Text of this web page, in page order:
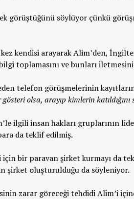
görüştüğünü söylüyor çünkü
kendisi arayarak Alim’den,
toplamasını ve bunları
telefon görüşmelerinin
olsa, arayıp kimlerin
ilgili insan hakları gruplarının
da teklif edilmiş.
bir paravan şirket kurmayı da
şirket oluşturulduğu da söyleniyor.
zarar göreceği tehdidi Alim’i